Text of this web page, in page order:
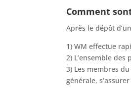
Comment
Après le dépôt
1) WM effectue
2) L’ensemble
3) Les membres
générale,